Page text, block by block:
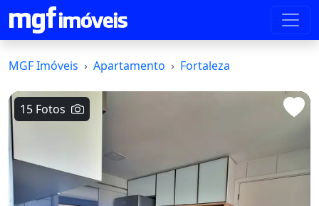
MGF Imóveis Apartamento Fortaleza
15 Fotos